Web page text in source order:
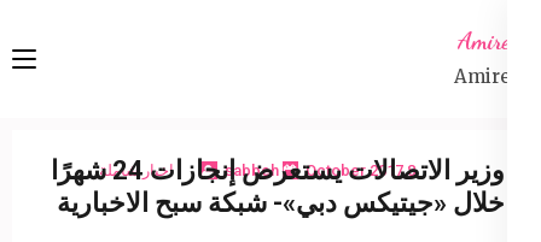
content
Amireta
Amireta
8 October 2017
sabbeh اخبار شاملةوزير الاتصالات يستعرض إنجازات 24 شهرًا
خلال «جيتيكس دبي»- شبكة سبح الاخبارية